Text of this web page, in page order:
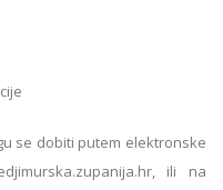
se dobiti putem elektronske
ili na